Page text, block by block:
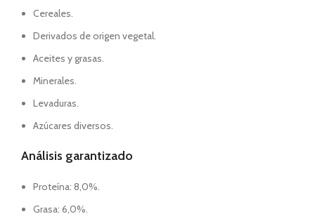
Cereales.
Derivados de origen vegetal.
Aceites y grasas.
Minerales.
Levaduras.
Azúcares diversos.
Análisis garantizado
Proteína: 8,0%.
Grasa: 6,0%.